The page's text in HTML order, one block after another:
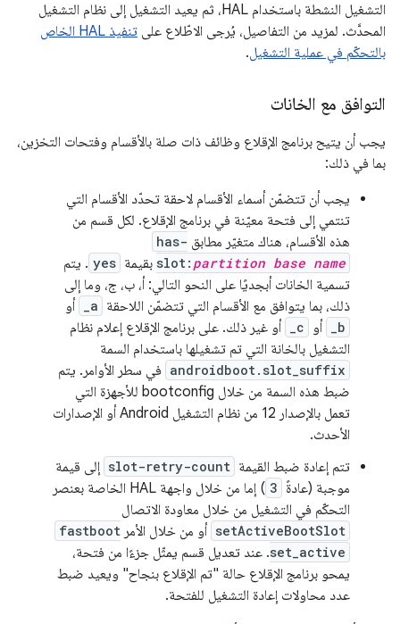
التشغيل النشطة باستخدام HAL، ثم يعيد التشغيل إلى نظام التشغيل
المحدَّث. لمزيد من التفاصيل، يُرجى الاطّلاع على
تنفيذ HAL الخاص
بالتحكّم في عملية التشغيل.
التوافق مع الخانات
يجب أن يتيح برنامج الإقلاع وظائف ذات صلة بالأقسام وفتحات التخزين،
بما في ذلك:
يجب أن تتضمّن أسماء الأقسام لاحقة تحدّد الأقسام التي
تنتمي إلى فتحة معيّنة في برنامج الإقلاع. لكل قسم من
هذه الأقسام، هناك متغيّر مطابق has-
slot: partition base name بقيمة yes . يتم
تسمية الخانات أبجديًا على النحو التالي: أ، ب، ج، وما إلى
ذلك، بما يتوافق مع الأقسام التي تتضمّن اللاحقة _a أو
_b أو _c
أو غير ذلك. على برنامج الإقلاع إعلام نظام
التشغيل بالخانة التي تم تشغيلها باستخدام السمة
androidboot.slot_suffix في سطر الأوامر. يتم
ضبط هذه السمة من خلال bootconfig للأجهزة التي
تعمل بالإصدار 12 من نظام التشغيل Android أو الإصدارات
الأحدث.
تتم إعادة ضبط القيمة slot-retry-count إلى قيمة
موجبة (عادةً 3
) إما من خلال واجهة HAL الخاصة بعنصر
التحكّم في التشغيل من خلال معاودة الاتصال
setActiveBootSlot أو من خلال الأمر fastboot
set_active. عند تعديل قسم يمثّل جزءًا من فتحة،
يمحو برنامج الإقلاع حالة "تم الإقلاع بنجاح" ويعيد ضبط
عدد محاولات إعادة التشغيل للفتحة.